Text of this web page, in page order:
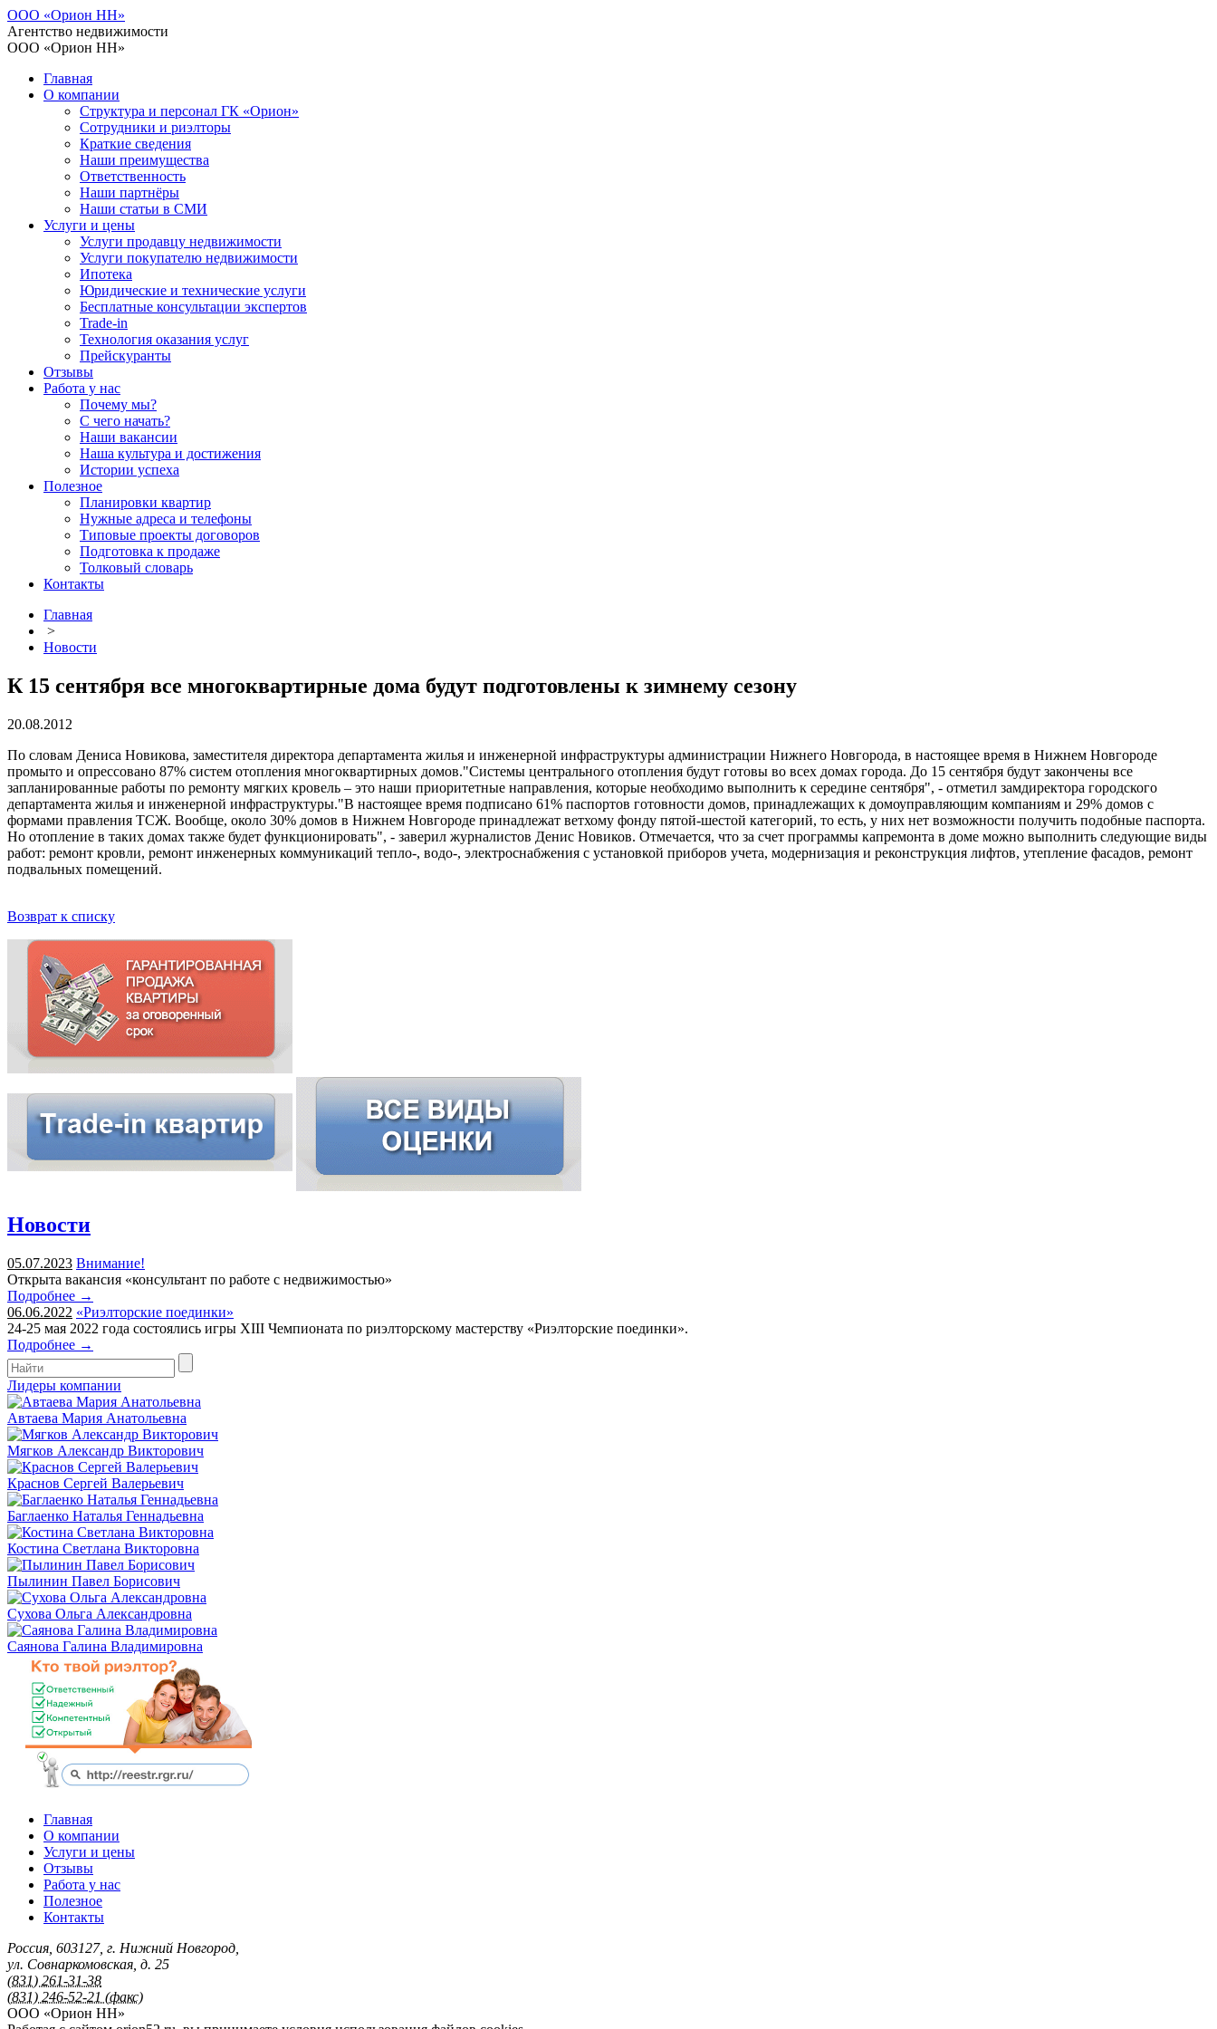
ООО «Орион НН»
Агентство недвижимости
ООО «Орион НН»
Главная
О компании
Структура и персонал ГК «Орион»
Сотрудники и риэлторы
Краткие сведения
Наши преимущества
Ответственность
Наши партнёры
Наши статьи в СМИ
Услуги и цены
Услуги продавцу недвижимости
Услуги покупателю недвижимости
Ипотека
Юридические и технические услуги
Бесплатные консультации экспертов
Trade-in
Технология оказания услуг
Прейскуранты
Отзывы
Работа у нас
Почему мы?
С чего начать?
Наши вакансии
Наша культура и достижения
Истории успеха
Полезное
Планировки квартир
Нужные адреса и телефоны
Типовые проекты договоров
Подготовка к продаже
Толковый словарь
Контакты
Главная
>
Новости
К 15 сентября все многоквартирные дома будут подготовлены к зимнему сезону
20.08.2012
По словам Дениса Новикова, заместителя директора департамента жилья и инженерной инфраструктуры администрации Нижнего Новгорода, в настоящее время в Нижнем Новгороде
промыто и опрессовано 87% систем отопления многоквартирных домов."Системы центрального отопления будут готовы во всех домах города. До 15 сентября будут закончены все
запланированные работы по ремонту мягких кровель – это наши приоритетные направления, которые необходимо выполнить к середине сентября", - отметил замдиректора городского
департамента жилья и инженерной инфраструктуры."В настоящее время подписано 61% паспортов готовности домов, принадлежащих к домоуправляющим компаниям и 29% домов с
формами правления ТСЖ. Вообще, около 30% домов в Нижнем Новгороде принадлежат ветхому фонду пятой-шестой категорий, то есть, у них нет возможности получить подобные паспорта.
Но отопление в таких домах также будет функционировать", - заверил журналистов Денис Новиков. Отмечается, что за счет программы капремонта в доме можно выполнить следующие виды
работ: ремонт кровли, ремонт инженерных коммуникаций тепло-, водо-, электроснабжения с установкой приборов учета, модернизация и реконструкция лифтов, утепление фасадов, ремонт
подвальных помещений.
Возврат к списку
Новости
05.07.2023 Внимание!
Открыта вакансия «консультант по работе с недвижимостью»
Подробнее →
06.06.2022 «Риэлторские поединки»
24-25 мая 2022 года состоялись игры XIII Чемпионата по риэлторскому мастерству «Риэлторские поединки».
Подробнее →
Лидеры компании
Автаева Мария Анатольевна
Мягков Александр Викторович
Краснов Сергей Валерьевич
Баглаенко Наталья Геннадьевна
Костина Светлана Викторовна
Пылинин Павел Борисович
Сухова Ольга Александровна
Саянова Галина Владимировна
Главная
О компании
Услуги и цены
Отзывы
Работа у нас
Полезное
Контакты
Россия 603127, г. Нижний Новгород
ул. Совнаркомовская, д. 25
(831) 261-31-38
(831) 246-52-21 (факс)
ООО «Орион НН»